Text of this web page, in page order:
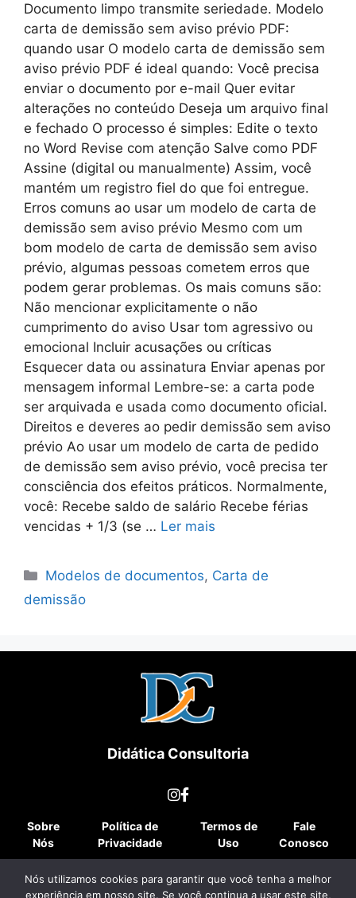
Documento limpo transmite seriedade. Modelo
carta de demissão sem aviso prévio PDF:
quando usar O modelo carta de demissão sem
aviso prévio PDF é ideal quando: Você precisa
enviar o documento por e-mail Quer evitar
alterações no conteúdo Deseja um arquivo final
e fechado O processo é simples: Edite o texto
no Word Revise com atenção Salve como PDF
Assine (digital ou manualmente) Assim, você
mantém um registro fiel do que foi entregue.
Erros comuns ao usar um modelo de carta de
demissão sem aviso prévio Mesmo com um
bom modelo de carta de demissão sem aviso
prévio, algumas pessoas cometem erros que
podem gerar problemas. Os mais comuns são:
Não mencionar explicitamente o não
cumprimento do aviso Usar tom agressivo ou
emocional Incluir acusações ou críticas
Esquecer data ou assinatura Enviar apenas por
mensagem informal Lembre-se: a carta pode
ser arquivada e usada como documento oficial.
Direitos e deveres ao pedir demissão sem aviso
prévio Ao usar um modelo de carta de pedido
de demissão sem aviso prévio, você precisa ter
consciência dos efeitos práticos. Normalmente,
você: Recebe saldo de salário Recebe férias
vencidas + 1/3 (se … Ler mais
Modelos de documentos, Carta de
demissão
Didática Consultoria
Sobre
Nós
Política de
Privacidade
Termos de
Uso
Fale
Conosco
Nós utilizamos cookies para garantir que você tenha a melhor
experiência em nosso site. Se você continua a usar este site,